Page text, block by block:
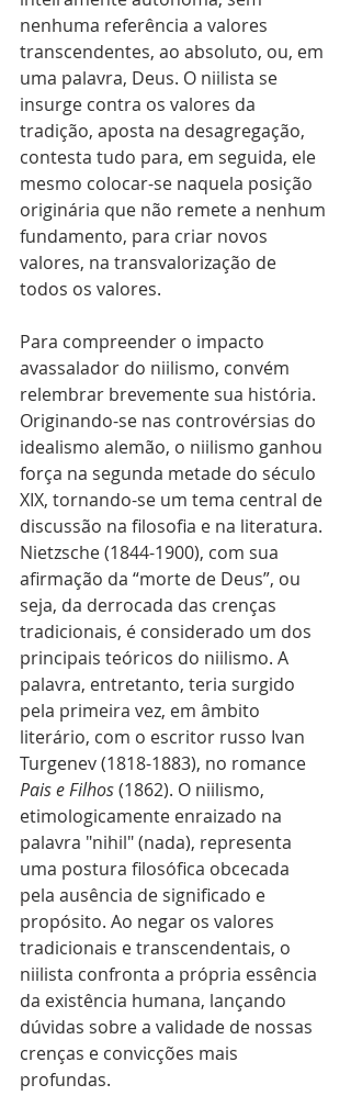
nenhuma referência a valores
transcendentes, ao absoluto, ou, em
uma palavra, Deus. O niilista se
insurge contra os valores da
tradição, aposta na desagregação,
contesta tudo para, em seguida, ele
mesmo colocar-se naquela posição
originária que não remete a nenhum
fundamento, para criar novos
valores, na transvalorização de
todos os valores.
Para compreender o impacto
avassalador do niilismo, convém
relembrar brevemente sua história.
Originando-se nas controvérsias do
idealismo alemão, o niilismo ganhou
força na segunda metade do século
XIX, tornando-se um tema central de
discussão na filosofia e na literatura.
Nietzsche (1844-1900), com sua
afirmação da “morte de Deus”, ou
seja, da derrocada das crenças
tradicionais, é considerado um dos
principais teóricos do niilismo. A
palavra, entretanto, teria surgido
pela primeira vez, em âmbito
literário, com o escritor russo Ivan
Turgenev (1818-1883), no romance
Pais e Filhos (1862). O niilismo,
etimologicamente enraizado na
palavra "nihil" (nada), representa
uma postura filosófica obcecada
pela ausência de significado e
propósito. Ao negar os valores
tradicionais e transcendentais, o
niilista confronta a própria essência
da existência humana, lançando
dúvidas sobre a validade de nossas
crenças e convicções mais
profundas.